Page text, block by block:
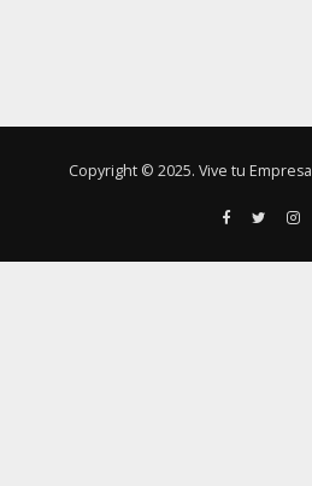
Copyright © 2025. Vive tu Empresa